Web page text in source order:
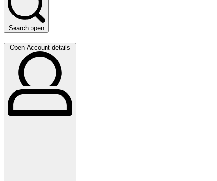
Search open
Open Account details